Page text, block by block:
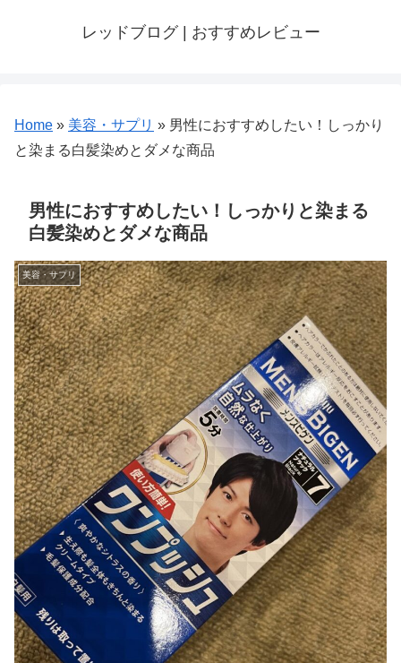
レッドブログ | おすすめレビュー
Home » 美容・サプリ » 男性におすすめしたい！しっかり
と染まる白髪染めとダメな商品
男性におすすめしたい！しっかりと染まる
白髪染めとダメな商品
美容・サプリ